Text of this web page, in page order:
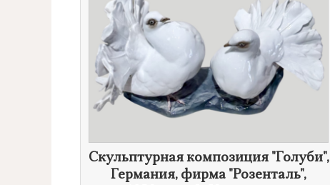
Скульптурная композиция "Голуби",
Германия, фирма "Розенталь",